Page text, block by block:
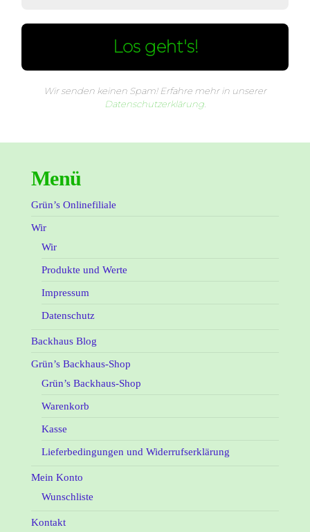
Wir senden keinen Spam! Erfahre mehr in unserer
Datenschutzerklärung.
Menü
Grün’s Onlinefiliale
Wir
Wir
Produkte und Werte
Impressum
Datenschutz
Backhaus Blog
Grün’s Backhaus-Shop
Grün’s Backhaus-Shop
Warenkorb
Kasse
Lieferbedingungen und Widerrufserklärung
Mein Konto
Wunschliste
Kontakt